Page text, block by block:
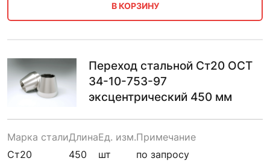
В КОРЗИНУ
Переход стальной Ст20 ОСТ
34-10-753-97
эксцентрический 450 мм
Марка стали
Ст20
Длина
450
Ед. изм.
шт
Примечание
по запросу